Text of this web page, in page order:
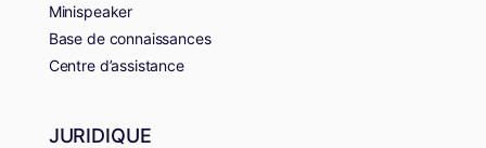
Minispeaker
Base de connaissances
Centre d’assistance
JURIDIQUE